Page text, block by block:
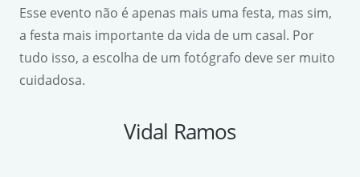
Esse evento não é apenas mais uma festa, mas sim,
a festa mais importante da vida de um casal. Por
tudo isso, a escolha de um fotógrafo deve ser muito
cuidadosa.
Vidal Ramos